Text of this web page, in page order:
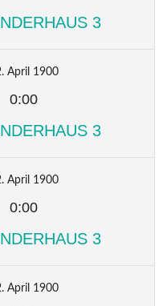
3
April 1900
0:00
3
April 1900
0:00
3
April 1900